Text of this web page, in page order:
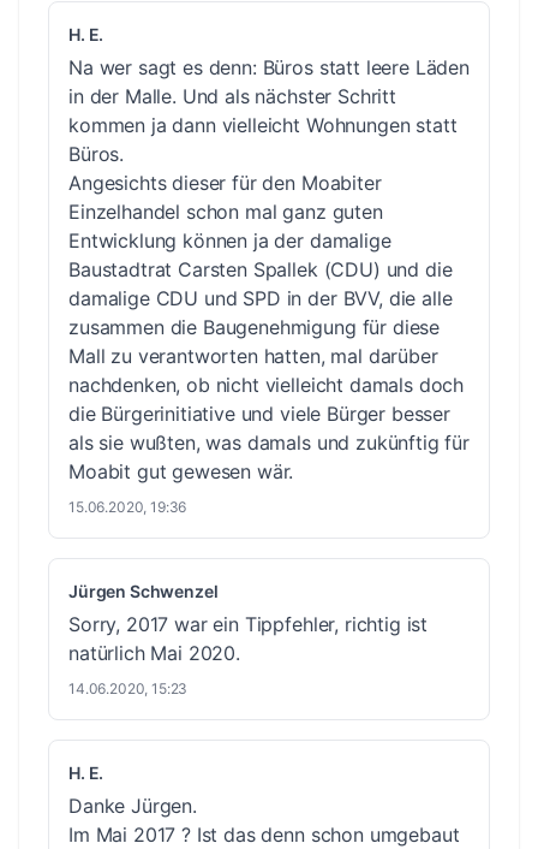
H. E.
Na wer sagt es denn: Büros statt leere Läden
in der Malle. Und als nächster Schritt
kommen ja dann vielleicht Wohnungen statt
Büros.
Angesichts dieser für den Moabiter
Einzelhandel schon mal ganz guten
Entwicklung können ja der damalige
Baustadtrat Carsten Spallek (CDU) und die
damalige CDU und SPD in der BVV, die alle
zusammen die Baugenehmigung für diese
Mall zu verantworten hatten, mal darüber
nachdenken, ob nicht vielleicht damals doch
die Bürgerinitiative und viele Bürger besser
als sie wußten, was damals und zukünftig für
Moabit gut gewesen wär.
15.06.2020, 19:36
Jürgen Schwenzel
Sorry, 2017 war ein Tippfehler, richtig ist
natürlich Mai 2020.
14.06.2020, 15:23
H. E.
Danke Jürgen.
Im Mai 2017 ? Ist das denn schon umgebaut